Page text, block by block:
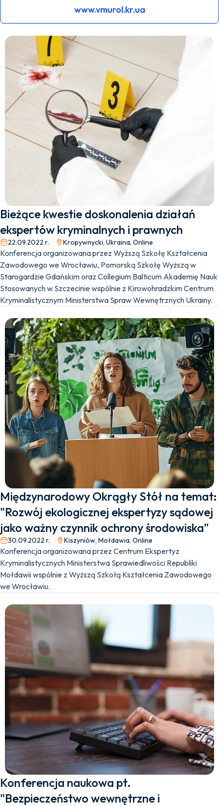
www.vmurol.kr.ua
Bieżące kwestie doskonalenia działań
ekspertów kryminalnych i prawnych
22.09.2022 r. Kropywnycki, Ukraina, Online
Konferencja organizowana przez Wyższą Szkołę Kształcenia
Zawodowego we Wrocławiu, Pomorską Szkołę Wyższą w
Starogardzie Gdańskim oraz Collegium Balticum Akademię Nauk
Stosowanych w Szczecinie wspólnie z Kirowohradzkim Centrum
Kryminalistycznym Ministerstwa Spraw Wewnętrznych Ukrainy.
Międzynarodowy Okrągły Stół na temat:
"Rozwój ekologicznej ekspertyzy sądowej
jako ważny czynnik ochrony środowiska"
30.09.2022 r. Kiszyniów, Mołdawia, Online
Konferencja organizowana przez Centrum Ekspertyz
Kryminalistycznych Ministerstwa Sprawiedliwości Republiki
Mołdawii wspólnie z Wyższą Szkołą Kształcenia Zawodowego
we Wrocławiu.
Konferencja naukowa pt.
"Bezpieczeństwo wewnętrzne i